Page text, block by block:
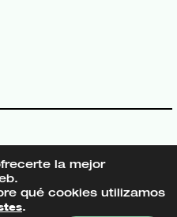
Nuveg
Sobre nosotros
info@nuveg.eu
la mejor
qué cookies utilizamos
.